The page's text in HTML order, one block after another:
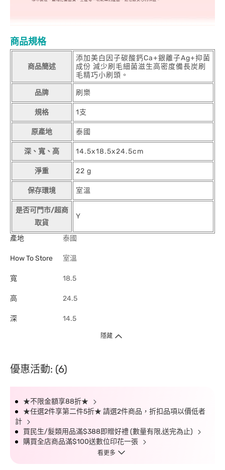
商品規格
商品簡述
添加美白因子碳酸鈣Ca+銀離子Ag+抑菌
成份 減少刷毛細菌滋生高密度備長炭刷
毛精巧小刷頭。
品牌 刷樂
規格 1支
原產地 泰國
深、寬、高 14.5x18.5x24.5cm
淨重 22 g
保存環境 室溫
是否可門市/超商
取貨
Y
產地 泰國
How To Store 室溫
寬 18.5
高 24.5
深 14.5
隱藏
優惠活動: (6)
★不限金額享88折★
★任選2件享第二件5折★ 請選2件商品，折扣品項以價低者
計
買民生/髮類用品滿$388即贈好禮 (數量有限,送完為止)
購買全店商品滿$100送數位印花一張
看更多